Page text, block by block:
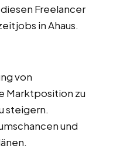
Freelancer
in Ahaus.
von
Marktposition zu
steigern.
und